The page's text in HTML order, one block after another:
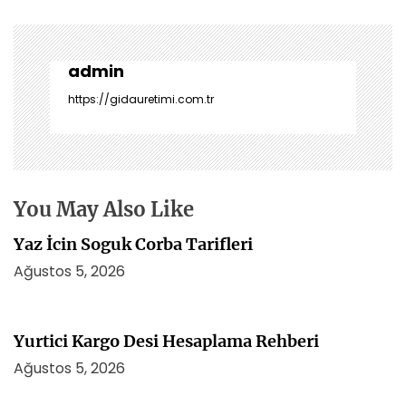
e
z
i
n
m
e
s
admin
https://gidauretimi.com.tr
You May Also Like
Yaz İcin Soguk Corba Tarifleri
Ağustos 5, 2026
Yurtici Kargo Desi Hesaplama Rehberi
Ağustos 5, 2026